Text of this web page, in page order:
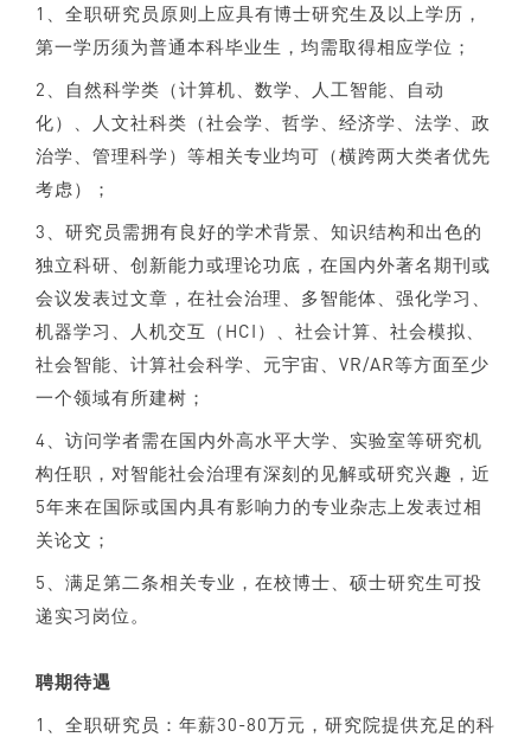
1、全职研究员原则上应具有博士研究生及以上学历，
第一学历须为普通本科毕业生，均需取得相应学位；
2、自然科学类（计算机、数学、人工智能、自动
化）、人文社科类（社会学、哲学、经济学、法学、政
治学、管理科学）等相关专业均可（横跨两大类者优先
考虑）；
3、研究员需拥有良好的学术背景、知识结构和出色的
独立科研、创新能力或理论功底，在国内外著名期刊或
会议发表过文章，在社会治理、多智能体、强化学习、
机器学习、人机交互（HCI）、社会计算、社会模拟、
社会智能、计算社会科学、元宇宙、VR/AR等方面至少
一个领域有所建树；
4、访问学者需在国内外高水平大学、实验室等研究机
构任职，对智能社会治理有深刻的见解或研究兴趣，近
5年来在国际或国内具有影响力的专业杂志上发表过相
关论文；
5、满足第二条相关专业，在校博士、硕士研究生可投
递实习岗位。
聘期待遇
1、全职研究员：年薪30-80万元，研究院提供充足的科